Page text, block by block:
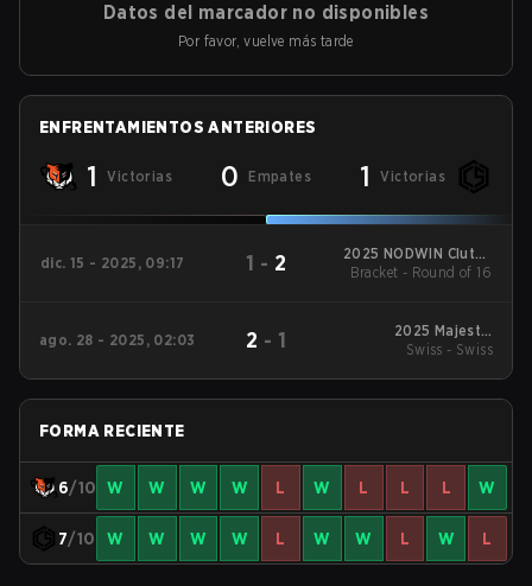
Datos del marcador no disponibles
Por favor, vuelve más tarde
ENFRENTAMIENTOS ANTERIORES
1 Victorias 0 Empates 1 Victorias
dic. 15 - 2025, 09:17 1 - 2
2025 NODWIN Clutch
Series #3
Bracket - Round of 16
ago. 28 - 2025, 02:03 2 - 1
2025 Majestic
LanDaLan #3
Swiss - Swiss
FORMA RECIENTE
6/10 W W W W L W L L L W
7/10 W W W W L W W L W L